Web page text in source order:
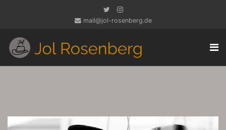
mail@jol-rosenberg.de